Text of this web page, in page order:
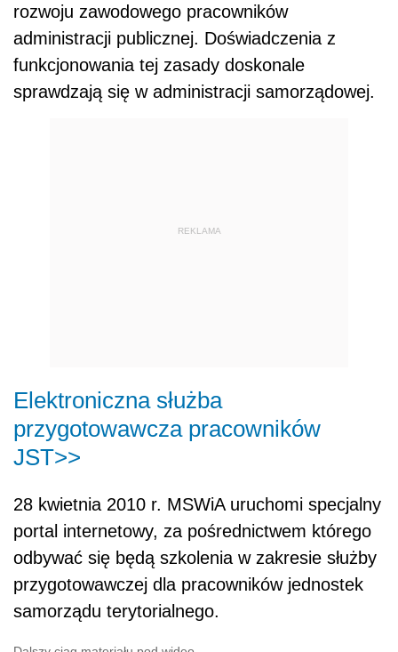
rozwoju zawodowego pracowników
administracji publicznej. Doświadczenia z
funkcjonowania tej zasady doskonale
sprawdzają się w administracji samorządowej.
REKLAMA
Elektroniczna służba
przygotowawcza pracowników
JST>>
28 kwietnia 2010 r. MSWiA uruchomi specjalny
portal internetowy, za pośrednictwem którego
odbywać się będą szkolenia w zakresie służby
przygotowawczej dla pracowników jednostek
samorządu terytorialnego.